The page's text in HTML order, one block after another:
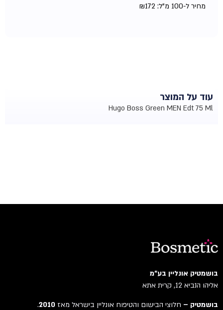
מחיר ל-100 מ"ל:
₪172
עוד על המוצר
Hugo Boss Green MEN Edt 75 Ml
בושמטיק אונליין בע"מ
אליהו הנביא 12, קרית אתא
בושמטיק –חלוצי הבישום והטיפוח אונליין בישראל מאז2010
.